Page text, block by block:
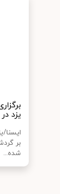
یزد در
ایسنا/
بر
شده...